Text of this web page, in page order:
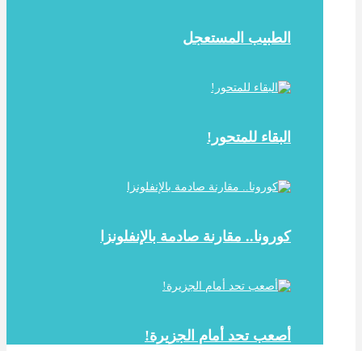
الطبيب المستعجل
البقاء للمتحور!
كورونا.. مقارنة صادمة بالإنفلونزا
أصعب تحد أمام الجزيرة!